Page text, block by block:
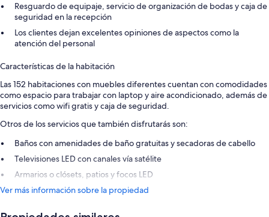
Resguardo de equipaje, servicio de organización de bodas y caja de
seguridad en la recepción
Los clientes dejan excelentes opiniones de aspectos como la
atención del personal
Características de la habitación
Las 152 habitaciones con muebles diferentes cuentan con comodidades
como espacio para trabajar con laptop y aire acondicionado, además de
servicios como wifi gratis y caja de seguridad.
Otros de los servicios que también disfrutarás son:
Baños con amenidades de baño gratuitas y secadoras de cabello
Televisiones LED con canales vía satélite
Armarios o clósets, patios y focos LED
Ver más información sobre la propiedad